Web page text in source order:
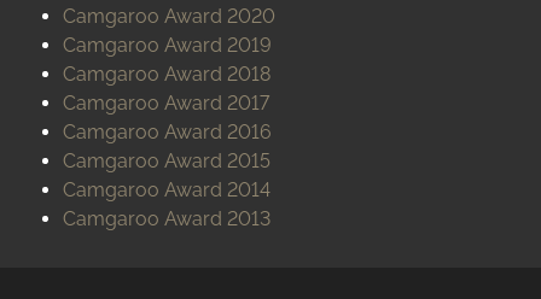
Camgaroo Award 2020
Camgaroo Award 2019
Camgaroo Award 2018
Camgaroo Award 2017
Camgaroo Award 2016
Camgaroo Award 2015
Camgaroo Award 2014
Camgaroo Award 2013